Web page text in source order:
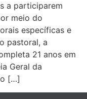
a participarem
meio do
específicas e
pastoral, a
21 anos em
Geral da
[…]